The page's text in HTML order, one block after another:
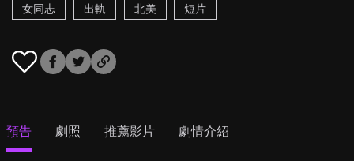
女同志
出軌 北美 短片
預告 劇照 推薦影片 劇情介紹